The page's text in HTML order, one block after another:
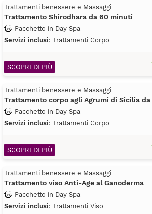
Trattamenti benessere e Massaggi
Trattamento Shirodhara da 60 minuti
Pacchetto in Day Spa
Servizi inclusi: Trattamenti Corpo
SCOPRI DI PIÙ
Trattamenti benessere e Massaggi
Trattamento corpo agli Agrumi di Sicilia
Pacchetto in Day Spa
Servizi inclusi: Trattamenti Corpo
SCOPRI DI PIÙ
Trattamenti benessere e Massaggi
Trattamento viso Anti-Age al Ganoderma
Pacchetto in Day Spa
Servizi inclusi: Trattamenti Viso